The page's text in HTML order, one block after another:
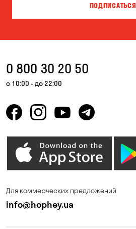
Корсунцы
Кривой Рог
Кулеши
ПОДПИСАТЬСЯ
0 800 30 20 50
с 10:00 - до 22:00
Для коммерческих предложений
info@hophey.ua